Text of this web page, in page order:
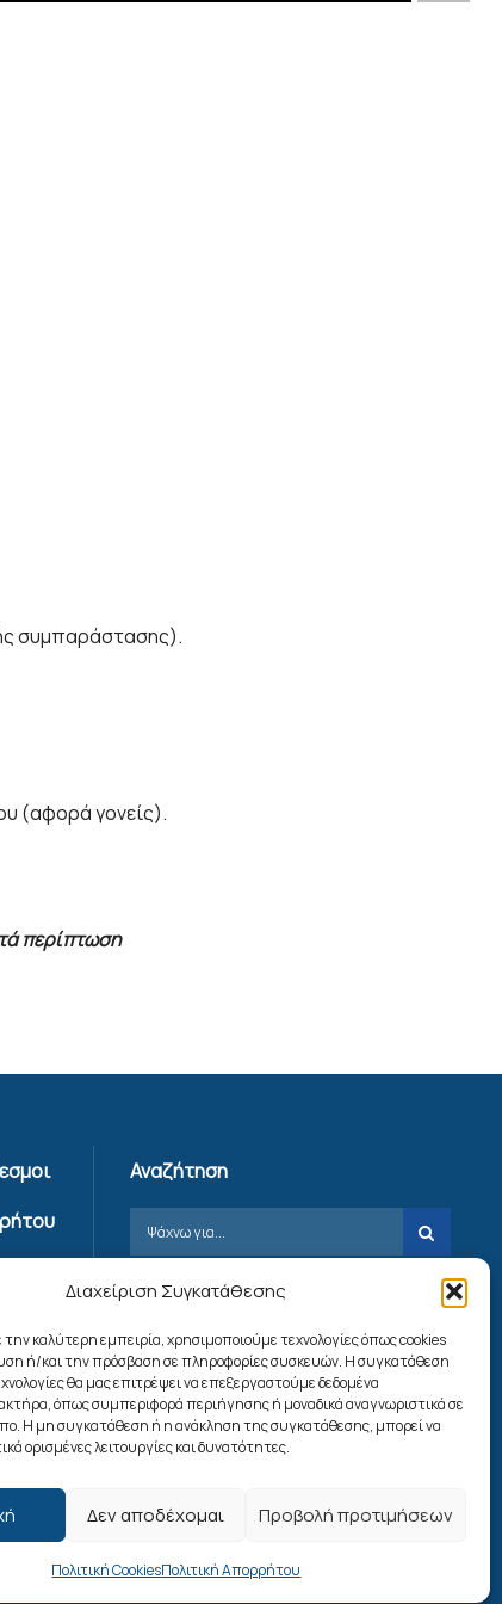
Διαχείριση Συγκατάθεσης
την καλύτερη εμπειρία, χρησιμοποιούμε τεχνολογίες όπως cookies
ή/και την πρόσβαση σε πληροφορίες συσκευών. Η συγκατάθεση
θα μας επιτρέψει να επεξεργαστούμε δεδομένα
όπως συμπεριφορά περιήγησης ή μοναδικά αναγνωριστικά σε
Η μη συγκατάθεση ή η ανάκληση της συγκατάθεσης, μπορεί να
ορισμένες λειτουργίες και δυνατότητες.
Δεν αποδέχομαι Προβολή προτιμήσεων
Πολιτική CookiesΠολιτική Απορρήτου
συμπαράστασης).
(αφορά γονείς).
περίπτωση
Αναζήτηση
Ακολουθήστε μας